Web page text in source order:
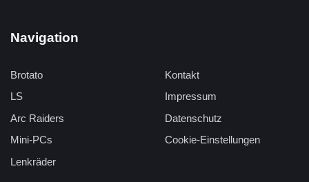
Navigation
Brotato
LS
Arc Raiders
Mini-PCs
Lenkräder
Kontakt
Impressum
Datenschutz
Cookie-Einstellungen